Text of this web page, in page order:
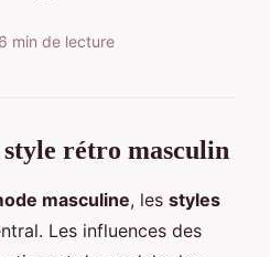
6 min de lecture
style rétro masculin
masculine, les styles
Les influences des